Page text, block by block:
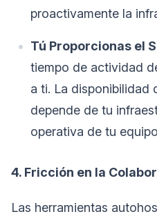
proactivamente la
Tú Proporcionas el
tiempo de actividad
a ti. La disponibilidad
depende de tu
operativa de tu
4. Fricción en la
Las herramientas